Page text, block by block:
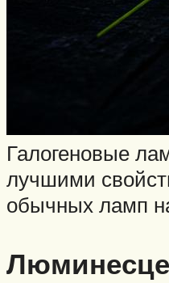
Галогеновые
лучшими
обычных ламп